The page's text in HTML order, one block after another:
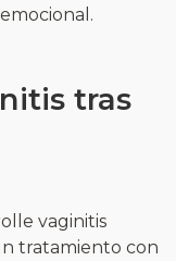
tras
vaginitis
tratamiento con